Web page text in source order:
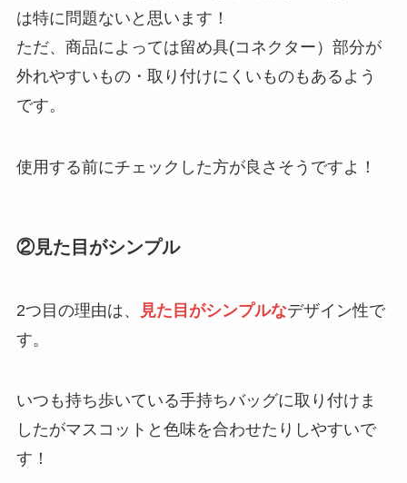
は特に問題ないと思います！
ただ、商品によっては留め具(コネクター）部分が
外れやすいもの・取り付けにくいものもあるよう
です。
使用する前にチェックした方が良さそうですよ！
②見た目がシンプル
2つ目の理由は、 見た目がシンプルなデザイン性で
す。
いつも持ち歩いている手持ちバッグに取り付けま
したがマスコットと色味を合わせたりしやすいで
す！